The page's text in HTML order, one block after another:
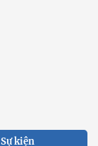
Sự kiện